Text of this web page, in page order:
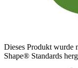
Dieses Produkt wurde
Shape® Standards